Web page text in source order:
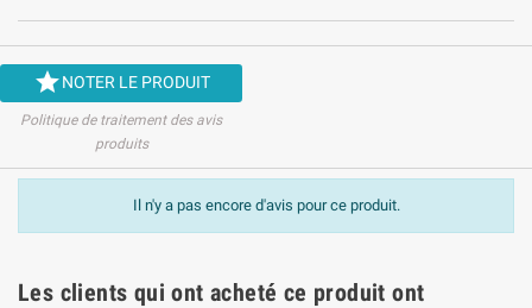
NOTER LE PRODUIT
Politique de traitement des avis
produits
Il n'y a pas encore d'avis pour ce produit.
Les clients qui ont acheté ce produit ont